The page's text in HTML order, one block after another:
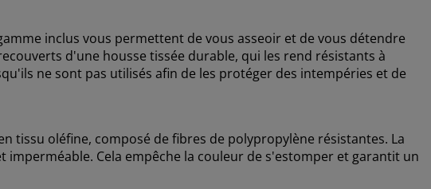
inclus vous permettent de vous asseoir et de vous détendre
d'une housse tissée durable, qui les rend résistants à
ne sont pas utilisés afin de les protéger des intempéries et de
tissu oléfine, composé de fibres de polypropylène résistantes. La
imperméable. Cela empêche la couleur de s'estomper et garantit un